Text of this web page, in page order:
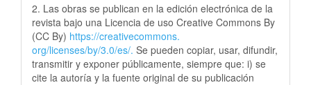
2. Las obras se publican en la edición electrónica de la
revista bajo una Licencia de uso Creative Commons By
(CC By) https://creativecommons.
org/licenses/by/3.0/es/. Se pueden copiar, usar, difundir,
transmitir y exponer públicamente, siempre que: i) se
cite la autoría y la fuente original de su publicación